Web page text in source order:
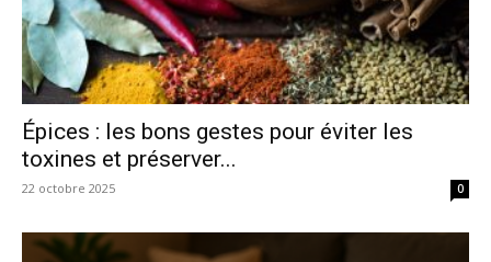
Épices : les bons gestes pour éviter les
toxines et préserver...
22 octobre 2025 0